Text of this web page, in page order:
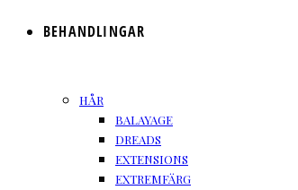
BEHANDLINGAR
HÅR
BALAYAGE
DREADS
EXTENSIONS
EXTREMFÄRG